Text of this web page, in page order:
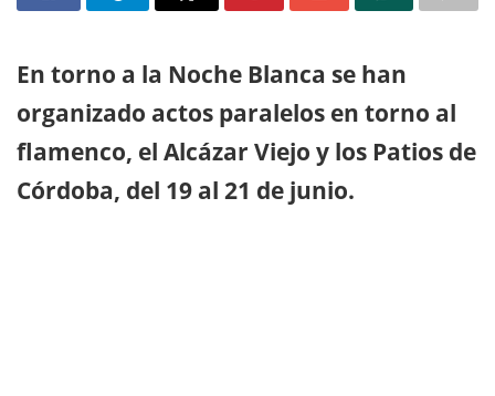
En torno a la Noche Blanca se han
organizado actos paralelos en torno al
flamenco, el Alcázar Viejo y los Patios de
Córdoba, del 19 al 21 de junio.